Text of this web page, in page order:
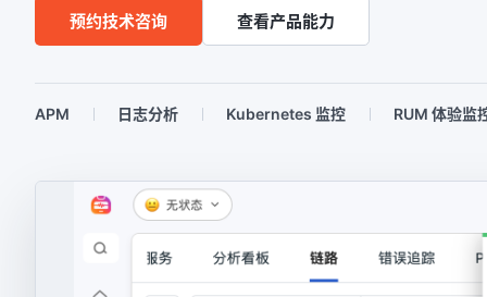
预约技术咨询 查看产品能力
APM 日志分析 Kubernetes 监控 RUM 体验监